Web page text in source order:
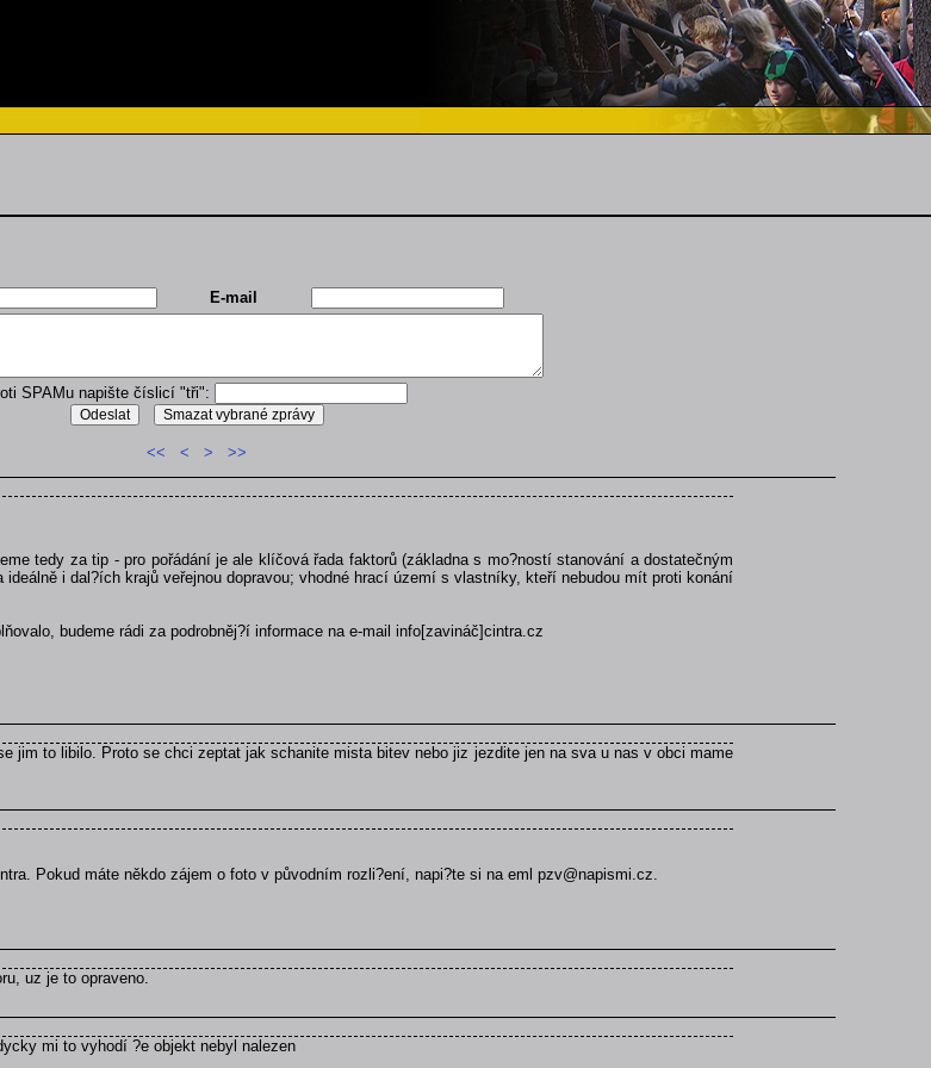
E-mail
SPAMu napište číslicí "tři":
<< < > >>
tedy za tip - pro pořádání je ale klíčová řada faktorů (základna s mo?ností stanování a dostatečným
i dal?ích krajů veřejnou dopravou; vhodné hrací území s vlastníky, kteří nebudou mít proti konání
budeme rádi za podrobněj?í informace na e-mail info[zavináč]cintra.cz
jim to libilo. Proto se chci zeptat jak schanite mista bitev nebo jiz jezdite jen na sva u nas v obci mame
Pokud máte někdo zájem o foto v původním rozli?ení, napi?te si na eml pzv@napismi.cz.
uz je to opraveno.
mi to vyhodí ?e objekt nebyl nalezen